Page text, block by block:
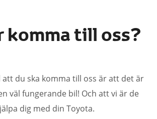
komma till oss?
du ska komma till oss är att det är
väl fungerande bil! Och att vi är de
dig med din Toyota.